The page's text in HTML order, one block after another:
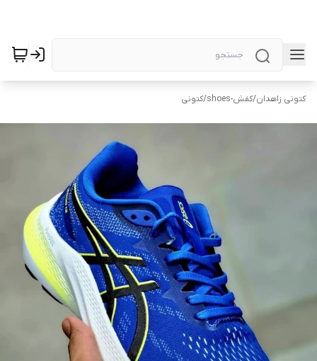
کتونی زاهدان/کفش-shoes /کتونی